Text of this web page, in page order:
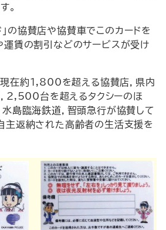
。
」の協賛店や協賛車でこのカードを
運賃の割引などのサービスが受け
在約1,800を超える協賛店，県内
2,500台を超えるタクシーのほ
水島臨海鉄道，智頭急行が協賛して
主返納された高齢者の生活支援を